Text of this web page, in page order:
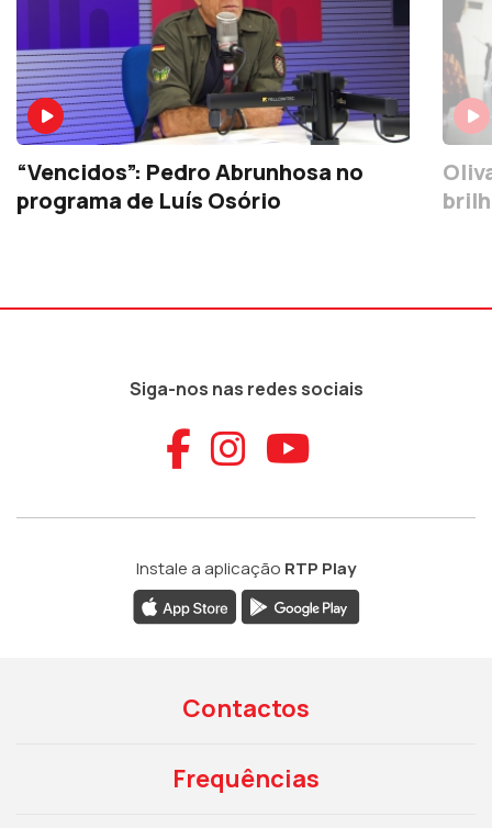
“Vencidos”: Pedro Abrunhosa no
programa de Luís Osório
Olivais: a marcha
Siga-nos nas redes sociais
Aceder ao
Aceder ao
Aceder
Instale a aplicação RTP Play
Contactos
Frequências